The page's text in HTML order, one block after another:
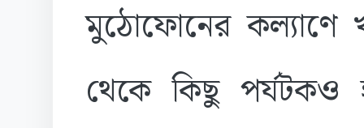
মুঠোফোনের
থেকে কিছু পর্যটকও